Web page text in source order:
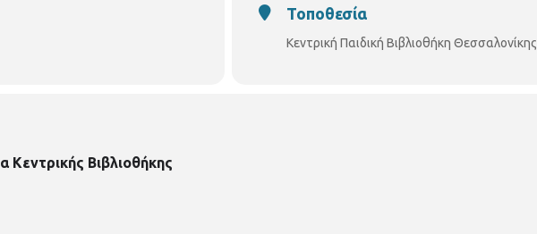
Τοποθεσία
Κεντρική Παιδική Βιβλιοθήκη Θεσσαλονίκης
Βιβλιοθήκης